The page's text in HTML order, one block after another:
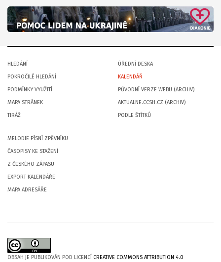
HLEDÁNÍ
POKROČILÉ HLEDÁNÍ
PODMÍNKY VYUŽITÍ
MAPA STRÁNEK
TIRÁŽ
ÚŘEDNÍ DESKA
KALENDÁŘ
PŮVODNÍ VERZE WEBU (ARCHIV)
AKTUALNE.CCSH.CZ (ARCHIV)
PODLE ŠTÍTKŮ
MELODIE PÍSNÍ ZPĚVNÍKU
ČASOPISY KE STAŽENÍ
Z ČESKÉHO ZÁPASU
EXPORT KALENDÁŘE
MAPA ADRESÁŘE
OBSAH JE PUBLIKOVÁN POD LICENCÍ CREATIVE COMMONS ATTRIBUTION 4.0